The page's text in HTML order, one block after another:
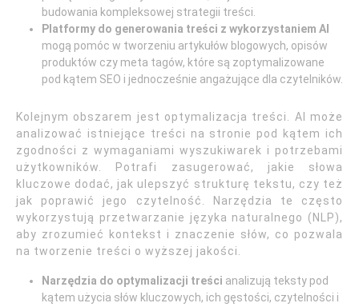
budowania kompleksowej strategii treści.
Platformy do generowania treści z wykorzystaniem AI
mogą pomóc w tworzeniu artykułów blogowych, opisów
produktów czy meta tagów, które są zoptymalizowane
pod kątem SEO i jednocześnie angażujące dla czytelników.
Kolejnym obszarem jest optymalizacja treści. AI może
analizować istniejące treści na stronie pod kątem ich
zgodności z wymaganiami wyszukiwarek i potrzebami
użytkowników. Potrafi zasugerować, jakie słowa
kluczowe dodać, jak ulepszyć strukturę tekstu, czy też
jak poprawić jego czytelność. Narzędzia te często
wykorzystują przetwarzanie języka naturalnego (NLP),
aby zrozumieć kontekst i znaczenie słów, co pozwala
na tworzenie treści o wyższej jakości.
Narzędzia do optymalizacji treści analizują teksty pod
kątem użycia słów kluczowych, ich gęstości, czytelności i